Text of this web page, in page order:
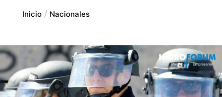
Inicio Nacionales